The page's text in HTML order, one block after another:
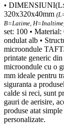
•
320x320x40mm
B=Latime,
set: 100 • Material:
ondulat alb •
microondule
printate generic din
microondule cu o
mm ideale pentru
siguranta a
calde si reci, sunt
gauri de aerisire,
produse atat simple
personalizate.